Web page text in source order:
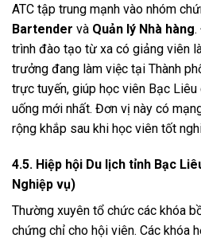
ATC tập trung mạnh vào nhóm
Bartender và Quản lý Nhà hàng
trình đào tạo từ xa có giảng viên
trưởng đang làm việc tại Thành
trực tuyến, giúp học viên Bạc
uống mới nhất. Đơn vị này có
rộng khắp sau khi học viên tốt
4.5. Hiệp hội Du lịch tỉnh Bạc
Nghiệp vụ)
Thường xuyên tổ chức các khóa
chứng chỉ cho hội viên. Các khóa